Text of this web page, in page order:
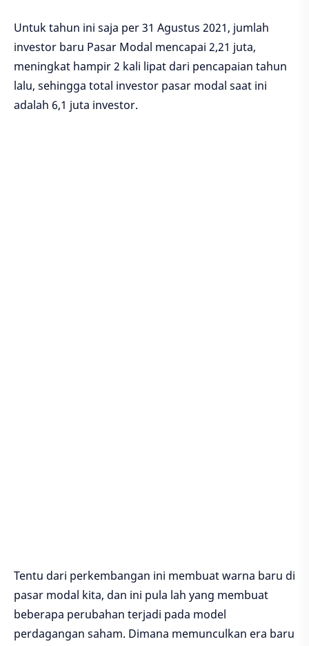
Untuk tahun ini saja per 31 Agustus 2021, jumlah
investor baru Pasar Modal mencapai 2,21 juta,
meningkat hampir 2 kali lipat dari pencapaian tahun
lalu, sehingga total investor pasar modal saat ini
adalah 6,1 juta investor.
Tentu dari perkembangan ini membuat warna baru di
pasar modal kita, dan ini pula lah yang membuat
beberapa perubahan terjadi pada model
perdagangan saham. Dimana memunculkan era baru